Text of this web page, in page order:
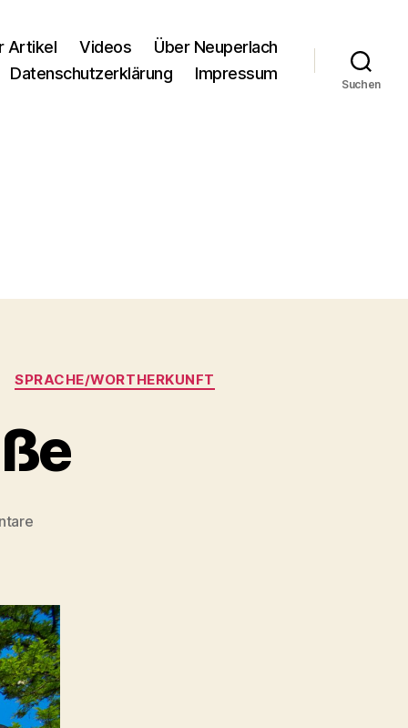
Artikel Videos
Über Neuperlach
Datenschutzerklärung Impressum
Suchen
SPRACHE/WORTHERKUNFT
zu